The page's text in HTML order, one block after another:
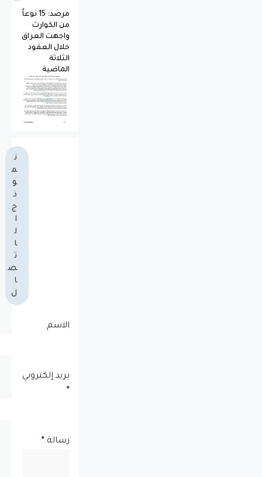
مرصد: 15 نوعاً
من الكوارث
واجهت العراق
خلال العقود
الثلاثة
الماضية
ن
م
و
ذ
ج
ا
ل
ا
ت
ص
ا
ل
الاسم
بريد إلكتروني
*
رسالة *